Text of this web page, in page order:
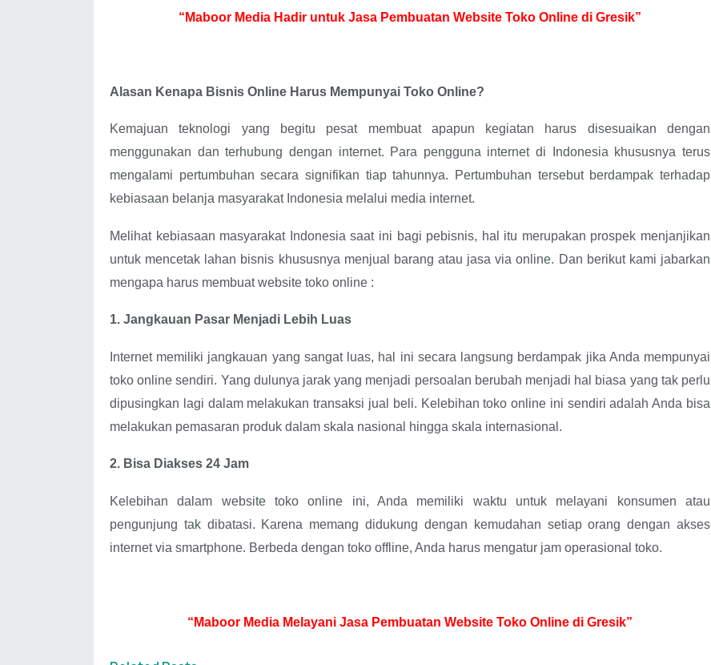
“Maboor Media Hadir untuk Jasa Pembuatan Website Toko Online di Gresik”
Alasan Kenapa Bisnis Online Harus Mempunyai Toko Online?
Kemajuan teknologi yang begitu pesat membuat apapun kegiatan harus disesuaikan dengan
menggunakan dan terhubung dengan internet. Para pengguna internet di Indonesia khususnya terus
mengalami pertumbuhan secara signifikan tiap tahunnya. Pertumbuhan tersebut berdampak terhadap
kebiasaan belanja masyarakat Indonesia melalui media internet.
Melihat kebiasaan masyarakat Indonesia saat ini bagi pebisnis, hal itu merupakan prospek menjanjikan
untuk mencetak lahan bisnis khususnya menjual barang atau jasa via online. Dan berikut kami jabarkan
mengapa harus membuat website toko online :
1. Jangkauan Pasar Menjadi Lebih Luas
Internet memiliki jangkauan yang sangat luas, hal ini secara langsung berdampak jika Anda mempunyai
toko online sendiri. Yang dulunya jarak yang menjadi persoalan berubah menjadi hal biasa yang tak perlu
dipusingkan lagi dalam melakukan transaksi jual beli. Kelebihan toko online ini sendiri adalah Anda bisa
melakukan pemasaran produk dalam skala nasional hingga skala internasional.
2. Bisa Diakses 24 Jam
Kelebihan dalam website toko online ini, Anda memiliki waktu untuk melayani konsumen atau
pengunjung tak dibatasi. Karena memang didukung dengan kemudahan setiap orang dengan akses
internet via smartphone. Berbeda dengan toko offline, Anda harus mengatur jam operasional toko.
“Maboor Media Melayani Jasa Pembuatan Website Toko Online di Gresik”